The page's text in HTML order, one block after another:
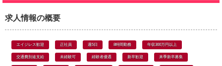
求人情報の概要
エイジレス歓迎 正社員 週5日 8時間勤務 年収300万円以上
交通費別途支給 未経験可 経験者優遇 新卒歓迎 来季新卒募集